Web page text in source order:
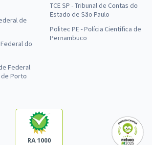
de
do
Federal
de Porto
TCE SP - Tribunal de Contas do
Estado de São Paulo
Politec PE - Polícia Científica de
Pernambuco
RA 1000